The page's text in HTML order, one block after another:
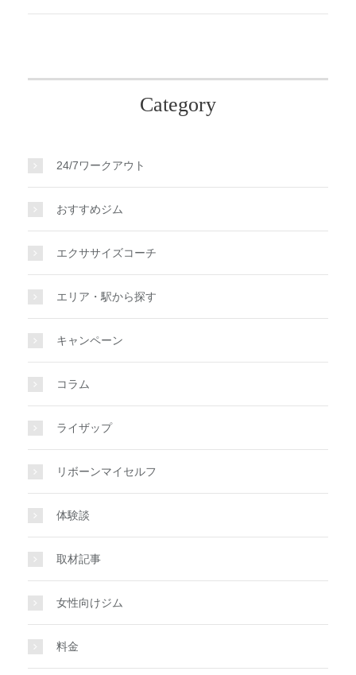
Category
24/7ワークアウト
おすすめジム
エクササイズコーチ
エリア・駅から探す
キャンペーン
コラム
ライザップ
リボーンマイセルフ
体験談
取材記事
女性向けジム
料金